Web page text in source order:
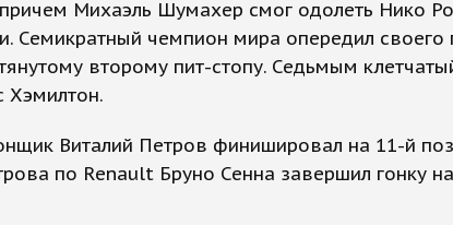
причем Михаэль Шумахер смог одолеть Нико
Семикратный чемпион мира опередил своего
второму пит-стопу. Седьмым
Хэмилтон.
Виталий Петров финишировал на 11-й
по Renault Бруно Сенна завершил гонку